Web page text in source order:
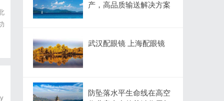
产，高品质输送解决方案
武汉配眼镜 上海配眼镜
防坠落水平生命线在高空